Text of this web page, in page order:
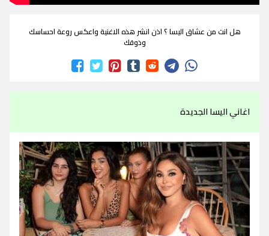
هل انت من عشاق اليسا ؟ اذن انشر هذه الاغنية واعكس روعة احساسك
وذوقك
اغاني اليسا الجديدة